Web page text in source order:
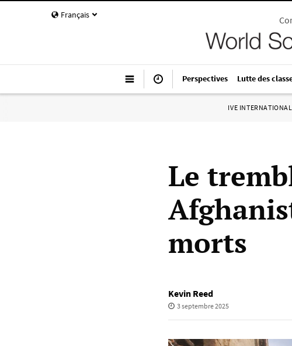
Français
Perspectives Lutte des
IVE
Le
morts
Kevin Reed
3 septembre 2025